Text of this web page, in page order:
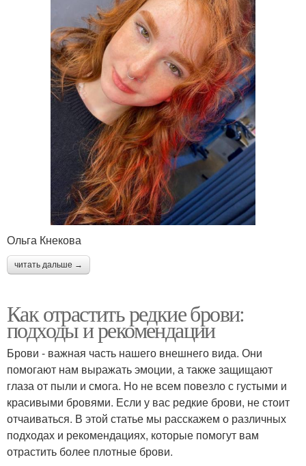
Ольга Кнекова
читать дальше →
Как отрастить редкие брови:
подходы и рекомендации
Брови - важная часть нашего внешнего вида. Они
помогают нам выражать эмоции, а также защищают
глаза от пыли и смога. Но не всем повезло с густыми и
красивыми бровями. Если у вас редкие брови, не стоит
отчаиваться. В этой статье мы расскажем о различных
подходах и рекомендациях, которые помогут вам
отрастить более плотные брови.